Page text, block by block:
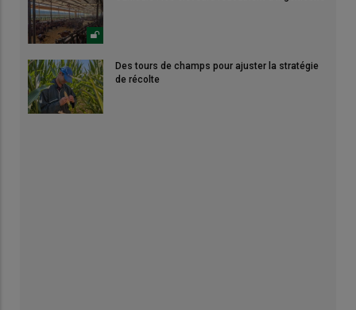
Des tours de champs pour ajuster la stratégie
de récolte